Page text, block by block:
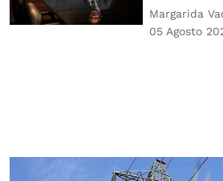
Margarida
05 Agosto